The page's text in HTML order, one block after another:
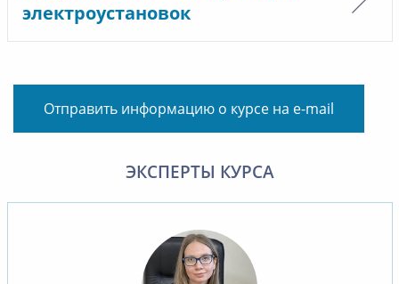
электроустановок
Отправить информацию о курсе на e-mail
ЭКСПЕРТЫ КУРСА